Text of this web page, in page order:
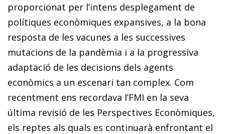
proporcionat per l’intens desplegament de
polítiques econòmiques expansives, a la bona
resposta de les vacunes a les successives
mutacions de la pandèmia i a la progressiva
adaptació de les decisions dels agents
econòmics a un escenari tan complex. Com
recentment ens recordava l’FMI en la seva
última revisió de les Perspectives Econòmiques,
els reptes als quals es continuarà enfrontant el